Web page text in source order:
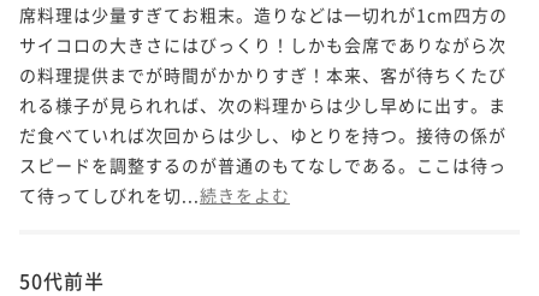
席料理は少量すぎてお粗末。造りなどは一切れが1cm四方の
サイコロの大きさにはびっくり！しかも会席でありながら次
の料理提供までが時間がかかりすぎ！本来、客が待ちくたび
れる様子が見られれば、次の料理からは少し早めに出す。ま
だ食べていれば次回からは少し、ゆとりを持つ。接待の係が
スピードを調整するのが普通のもてなしである。ここは待っ
て待ってしびれを切... 続きをよむ
50代前半